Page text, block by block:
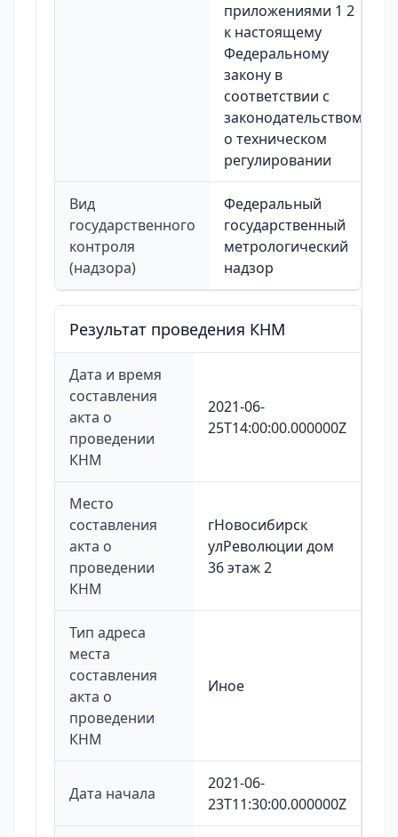
приложениями 1 2
к настоящему
Федеральному
закону в
соответствии с
законодательством
о техническом
регулировании
Вид
государственного
контроля
(надзора)
Федеральный
государственный
метрологический
надзор
Результат проведения КНМ
Дата и время
составления
акта о
проведении
КНМ
2021-06-
25T14:00:00.000000Z
Место
составления
акта о
проведении
КНМ
гНовосибирск
улРеволюции дом
36 этаж 2
Тип адреса
места
составления
акта о
проведении
КНМ
Иное
Дата начала
2021-06-
23T11:30:00.000000Z